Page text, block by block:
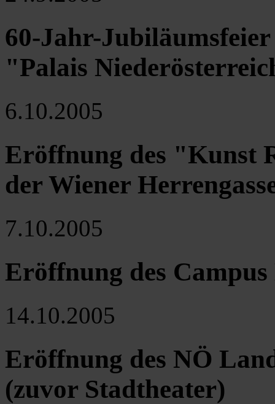
60-Jahr-
"Palais
6.10.2005
Eröffnung des "Kunst
der Wiener
7.10.2005
Eröffnung des
14.10.2005
Eröffnung des NÖ
(zuvor Stadtheater)